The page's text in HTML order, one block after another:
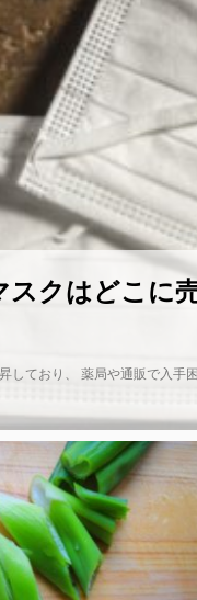
スクはどこに
しており、 薬局や通販で入